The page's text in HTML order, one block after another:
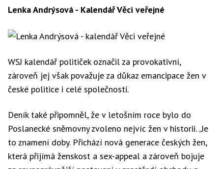
Lenka Andrýsová - Kalendář Věci veřejné
WSJ kalendář političek označil za provokativní,
zároveň jej však považuje za důkaz emancipace žen v
české politice i celé společnosti.
Deník také připomněl, že v letošním roce bylo do
Poslanecké sněmovny zvoleno nejvíc žen v historii. „Je
to znamení doby. Přichází nová generace českých žen,
která přijímá ženskost a sex-appeal a zároveň bojuje